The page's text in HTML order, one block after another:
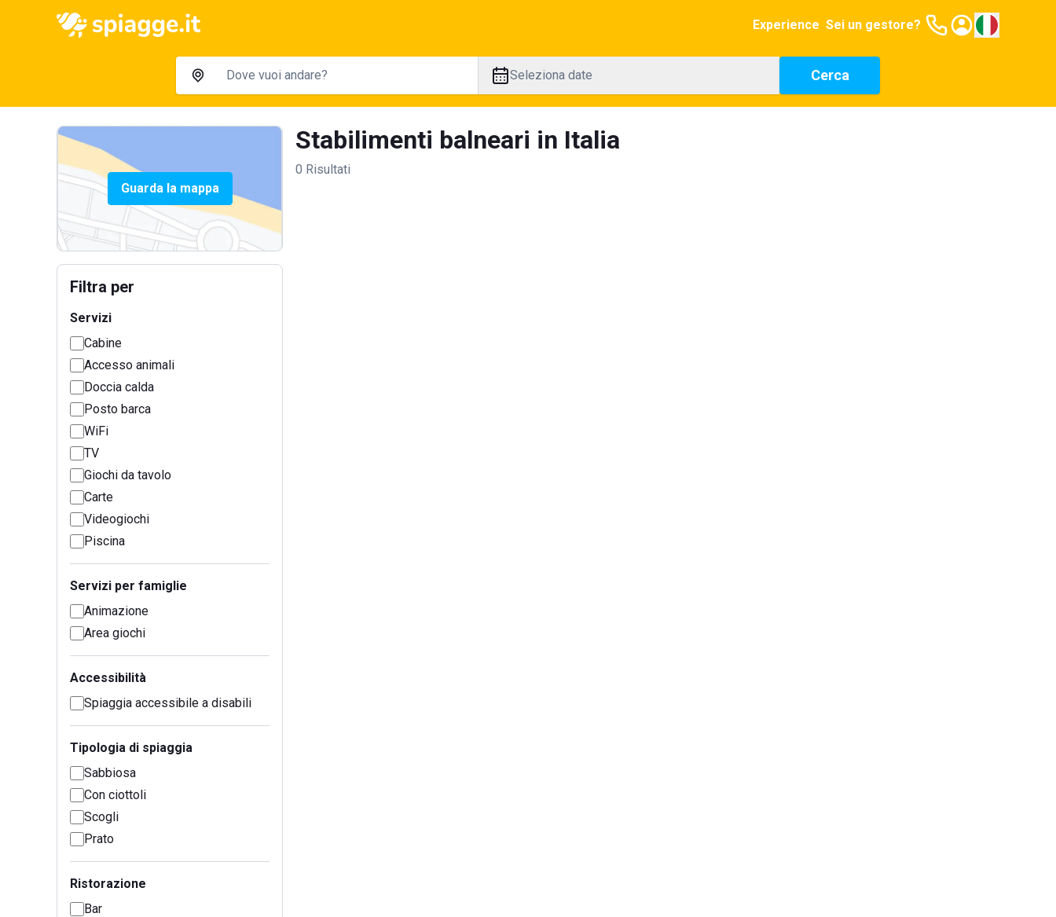
Experience Sei un gestore?
Seleziona date Cerca
Guarda la mappa
Filtra per
Servizi
Cabine
Accesso animali
Doccia calda
Posto barca
WiFi
TV
Giochi da tavolo
Carte
Videogiochi
Piscina
Servizi per famiglie
Animazione
Area giochi
Accessibilità
Spiaggia accessibile a disabili
Tipologia di spiaggia
Sabbiosa
Con ciottoli
Scogli
Prato
Ristorazione
Bar
Stabilimenti balneari in Italia
0 Risultati